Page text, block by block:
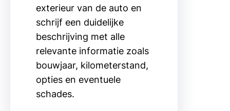
exterieur van de auto en
schrijf een duidelijke
beschrijving met alle
relevante informatie zoals
bouwjaar, kilometerstand,
opties en eventuele
schades.